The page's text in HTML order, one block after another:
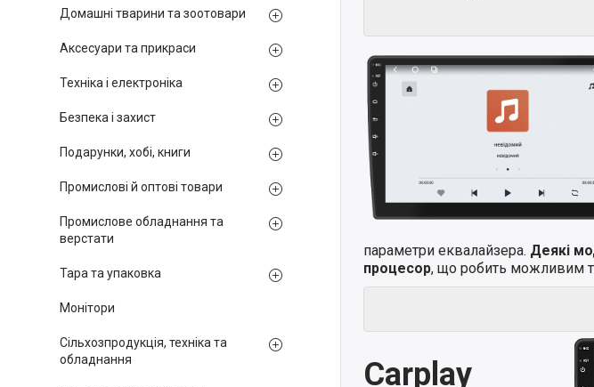
параметри еквалайзера. Деякі
процесор, що робить можливим
Carplay
Домашні тварини та зоотовари
Аксесуари та прикраси
Техніка і електроніка
Безпека і захист
Подарунки, хобі, книги
Промислові й оптові товари
Промислове обладнання та
верстати
Тара та упаковка
Монітори
Сільхозпродукція, техніка та
обладнання